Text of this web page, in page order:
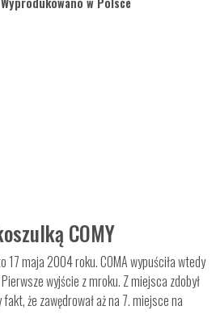
COMY
17 maja 2004 roku. COMA wypuściła wtedy
wyjście z mroku. Z miejsca zdobył
że zawędrował aż na 7. miejsce na